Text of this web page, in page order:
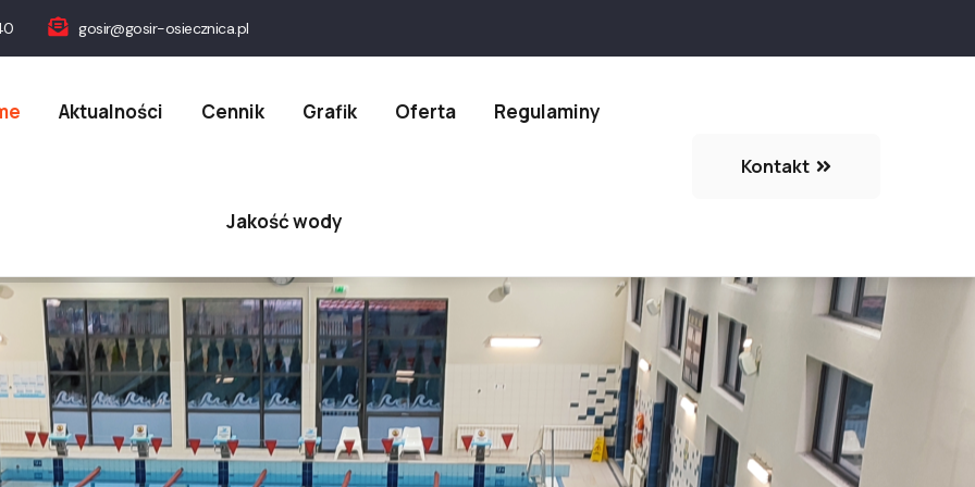
gosir@gosir-osiecznica.pl
Aktualności Cennik Grafik Oferta Regulaminy
Jakość wody
Kontakt